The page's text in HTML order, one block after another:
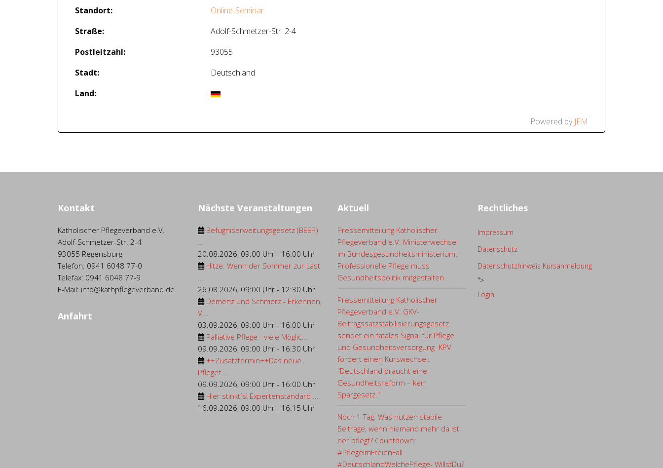
Standort:
Online-Seminar
Straße:
Adolf-Schmetzer-Str. 2-4
Postleitzahl:
93055
Stadt:
Deutschland
Land:
Powered by JEM
Kontakt
Katholischer Pflegeverband e.V.
Adolf-Schmetzer-Str. 2-4
93055 Regensburg
Telefon: 0941 6048 77-0
Telefax: 0941 6048 77-9
E-Mail: info@kathpflegeverband.de
Anfahrt
Nächste Veranstaltungen
Befugniserweitungsgesetz (BEEP)
20.08.2026, 09:00 Uhr- 16:00 Uhr
Hitze: Wenn der Sommer zur Last
26.08.2026, 09:00 Uhr- 12:30 Uhr
Demenz und Schmerz - Erkennen,
V...
03.09.2026, 09:00 Uhr- 16:00 Uhr
Palliative Pflege - viele Möglic...
09.09.2026, 09:00 Uhr- 16:30 Uhr
++Zusatztermin++Das neue
Pflegef...
09.09.2026, 09:00 Uhr- 16:00 Uhr
Hier stinkt´s! Expertenstandard ...
16.09.2026, 09:00 Uhr- 16:15 Uhr
Aktuell
Pressemitteilung Katholischer
Pflegeverband e.V. Ministerwechsel
im Bundesgesundheitsministerium:
Professionelle Pflege muss
Gesundheitspolitik mitgestalten
Pressemitteilung Katholischer
Pflegeverband e.V. GKV-
Beitragssatzstabilisierungsgesetz
sendet ein fatales Signal für Pflege
und Gesundheitsversorgung KPV
fordert einen Kurswechsel:
"Deutschland braucht eine
Gesundheitsreform – kein
Spargesetz."
Noch 1 Tag. Was nutzen stabile
Beiträge, wenn niemand mehr da ist,
der pflegt? Countdown:
#PflegeImFreienFall
#DeutschlandWelchePflege- WillstDu?
Rechtliches
Impressum
Datenschutz
Datenschutzhinweis Kursanmeldung
">
Login